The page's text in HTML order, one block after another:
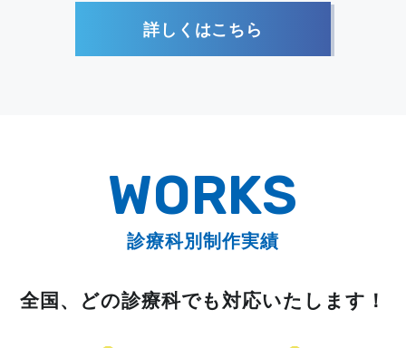
詳しくはこちら
WORKS
診療科別制作実績
全国、どの診療科でも対応いたします！